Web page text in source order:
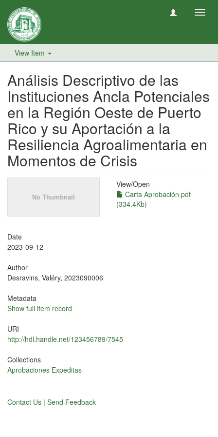
View Item
Análisis Descriptivo de las
Instituciones Ancla Potenciales
en la Región Oeste de Puerto
Rico y su Aportación a la
Resiliencia Agroalimentaria en
Momentos de Crisis
View/Open
Carta Aprobación.pdf
(334.4Kb)
Date
2023-09-12
Author
Desravins, Valéry, 2023090006
Metadata
Show full item record
URI
http://hdl.handle.net/123456789/7545
Collections
Aprobaciones Expeditas
Contact Us | Send Feedback